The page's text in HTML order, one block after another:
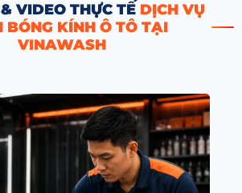
VIDEO THỰC TẾ DỊCH VỤ
KÍNH Ô TÔ TẠI
VINAWASH